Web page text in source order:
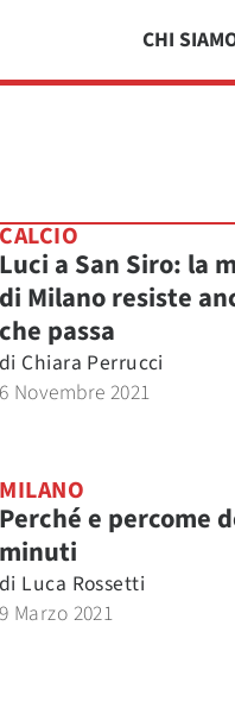
CHI
CALCIO
Luci a San Siro: la
di Milano resiste
che passa
di Chiara Perrucci
6 Novembre 2021
MILANO
Perché e percome
minuti
di Luca Rossetti
9 Marzo 2021